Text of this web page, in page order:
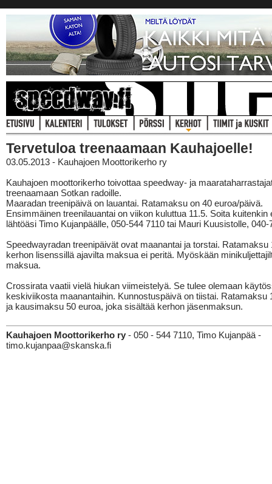
Tervetuloa treenaamaan Kauhajoelle!
03.05.2013 - Kauhajoen Moottorikerho ry
Kauhajoen moottorikerho toivottaa speedway- ja
treenaamaan Sotkan radoille.
Maaradan treenipäivä on lauantai. Ratamaksu on 40 euroa/päivä.
Ensimmäinen treenilauantai on viikon kuluttua 11.5. Soita kuitenkin
lähtöäsi Timo Kujanpäälle, 050-544 7110 tai Mauri Kuusistolle, 040-
Speedwayradan treenipäivät ovat maanantai ja torstai. Ratamaksu
kerhon lisenssillä ajavilta maksua ei peritä. Myöskään
maksua.
Crossirata vaatii vielä hiukan viimeistelyä. Se tulee olemaan
keskiviikosta maanantaihin. Kunnostuspäivä on tiistai. Ratamaksu
ja kausimaksu 50 euroa, joka sisältää kerhon jäsenmaksun.
Kauhajoen Moottorikerho ry - 050 - 544 7110, Timo Kujanpää -
timo.kujanpaa@skanska.fi